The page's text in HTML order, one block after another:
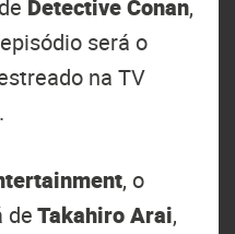
Detective Conan,
será o
na TV
, o
deTakahiro Arai,